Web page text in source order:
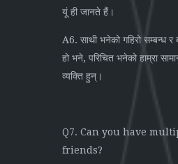
यूं ही जानते हैं।
A6. साथी भनेको गहिरो सम्बन्ध र
हो भने, परिचित भनेको हाम्रा
व्यक्ति हुन्।
Q7. Can you have
friends?